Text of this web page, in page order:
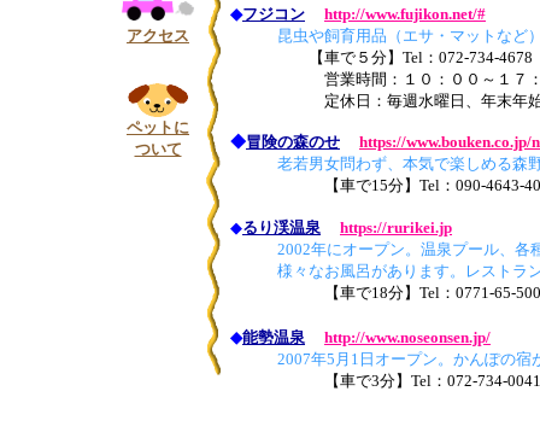
◆フジコン
http://www.fujikon.net/#
昆虫や飼育用品（エサ・マットなど）
【車で５分】Tel：072-734-4678
営業時間：１０：００～１７：００
定休日：毎週水曜日、年末年
◆冒険の森のせ
https://www.bouken.co.jp/
老若男女問わず、本気で楽しめる森野
【車で15分】Tel：090-4643-
◆るり渓温泉
https://rurikei.jp
2002年にオープン。温泉プール、各種
様々なお風呂があります。レストラン
【車で18分】Tel：0771-65-
◆能勢温泉
http://www.noseonsen.jp/
2007年5月1日オープン。かんぽの宿
【車で3分】Tel：072-734-0041
アクセス
ペットに
ついて